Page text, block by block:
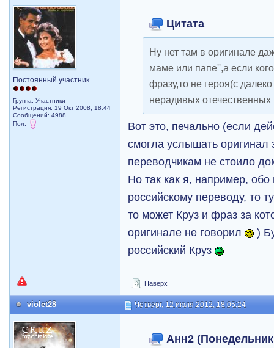
Постоянный участник
Группа: Участники
Регистрация: 19 Окт 2008, 18:44
Сообщений: 4988
Пол:
Цитата
Ну нет там в оригинале
маме или папе'',а если
фразу,то не героя(с
нерадивых отечественных
Вот это, печально (если
смогла услышать оригинал
переводчикам не стоило
Но так как я, например,
российскому переводу, то
то может Круз и фраз за
оригинале не говорил
)
российский Круз
Наверх
violet28 Четверг, 12 июля 2012, 18:05:24
Анн2